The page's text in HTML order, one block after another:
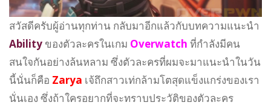
สวัสดีครับผู้อ่านทุกท่าน กลับมาอีกแล้วกับบทความแนะนำ
Ability ของตัวละครในเกม Overwatch ที่กำลังมีคน
สนใจกันอย่างล้นหลาม ซึ่งตัวละครที่ผมจะมาแนะนำในวัน
นี้นั่นก็คือ Zarya เจ้ถึกสาวเท่กล้ามโตสุดแข็งแกร่งของเรา
นั่นเอง ซึ่งถ้าใครอยากที่จะทราบประวัติของตัวละคร